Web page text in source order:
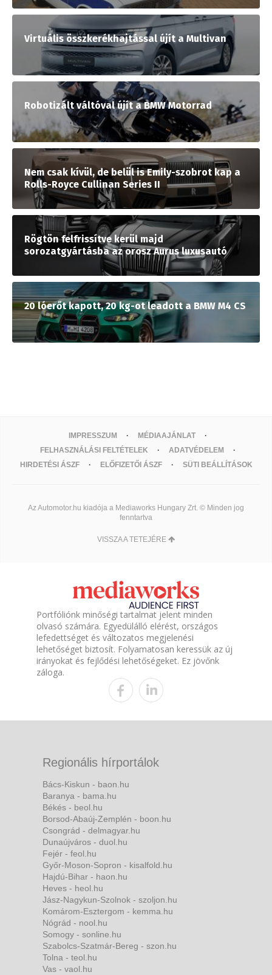
Virtuális összkerékhajtással újít a Multivan
Robotizált váltóval újít a BMW Motorrad
Nem csak kívül, de belül is Emily-szobrot kap a
Rolls-Royce Cullinan Series II
Rögtön felfrissítve kerül majd
sorozatgyártásba az orosz Aurus luxusautó
20 lóerőt kapott, 20 kg-ot leadott a BMW M4 CS
IMPRESSZUM
MÉDIAAJÁNLAT
FELHASZNÁLÁSI FELTÉTELEK
ADATVÉDELEM
HIRDETÉSI ÁSZF
ELŐFIZETŐI ÁSZF SÜTI BEÁLLÍTÁSOK
Az Automotor.hu kiadója a Mediaworks Hungary Zrt. © Minden jog
fenntartva
VISSZA A TETEJÉRE
Portfóliónk minőségi tartalmat jelent minden
olvasó számára. Egyedülálló elérést, országos
lefedettséget és változatos megjelenési
lehetőséget biztosít. Folyamatosan keressük az új
irányokat és fejlődési lehetőségeket. Ez jövőnk
záloga.
Regionális hírportálok
Bács-Kiskun - baon.hu
Baranya - bama.hu
Békés - beol.hu
Borsod-Abaúj-Zemplén - boon.hu
Csongrád - delmagyar.hu
Dunaújváros - duol.hu
Fejér - feol.hu
Győr-Moson-Sopron - kisalfold.hu
Hajdú-Bihar - haon.hu
Heves - heol.hu
Jász-Nagykun-Szolnok - szoljon.hu
Komárom-Esztergom - kemma.hu
Nógrád - nool.hu
Somogy - sonline.hu
Szabolcs-Szatmár-Bereg - szon.hu
Tolna - teol.hu
Vas - vaol.hu